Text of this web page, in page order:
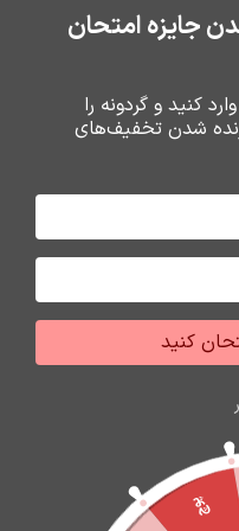
پوچ
جایزه امتحان
کنید و گردونه را
شدن تخفیف‌های
کنید